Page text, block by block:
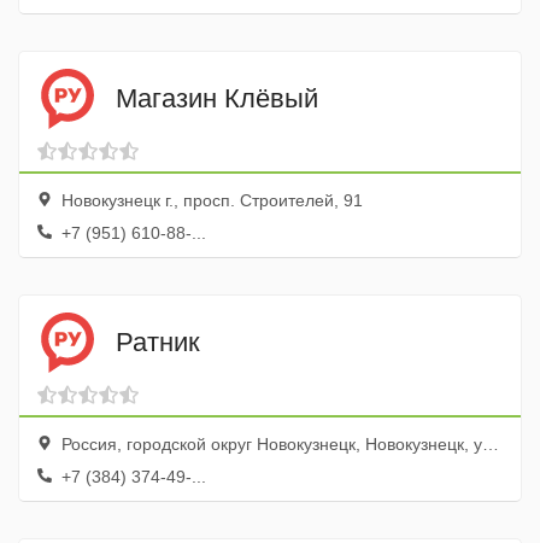
Магазин Клёвый
Новокузнецк г., просп. Строителей, 91
+7 (951) 610-88-...
Ратник
Россия, городской округ Новокузнецк, Новокузнецк, улица 25 лет Октября, 1
+7 (384) 374-49-...